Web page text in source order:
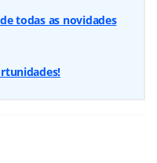
todas as novidades